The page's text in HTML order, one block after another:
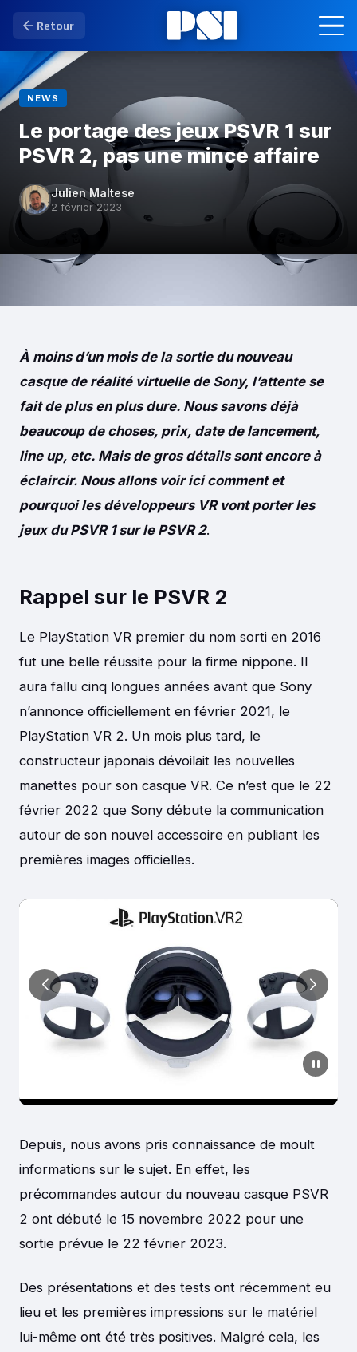
Retour
NEWS
Le portage des jeux PSVR 1 sur
PSVR 2, pas une mince affaire
Julien Maltese
2 février 2023
À moins d’un mois de la sortie du nouveau
casque de réalité virtuelle de Sony, l’attente se
fait de plus en plus dure. Nous savons déjà
beaucoup de choses, prix, date de lancement,
line up, etc. Mais de gros détails sont encore à
éclaircir. Nous allons voir ici comment et
pourquoi les développeurs VR vont porter les
jeux du PSVR 1 sur le PSVR 2.
Rappel sur le PSVR 2
Le PlayStation VR premier du nom sorti en 2016
fut une belle réussite pour la firme nippone. Il
aura fallu cinq longues années avant que Sony
n’annonce officiellement en février 2021, le
PlayStation VR 2. Un mois plus tard, le
constructeur japonais dévoilait les nouvelles
manettes pour son casque VR. Ce n’est que le 22
février 2022 que Sony débute la communication
autour de son nouvel accessoire en publiant les
premières images officielles.
Depuis, nous avons pris connaissance de moult
informations sur le sujet. En effet, les
précommandes autour du nouveau casque PSVR
2 ont débuté le 15 novembre 2022 pour une
sortie prévue le 22 février 2023.
Des présentations et des tests ont récemment eu
lieu et les premières impressions sur le matériel
lui-même ont été très positives. Malgré cela, les